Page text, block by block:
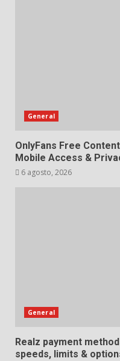
General
OnlyFans Free
Mobile Access &
6 agosto, 2026
General
Realz payment
speeds, limits &